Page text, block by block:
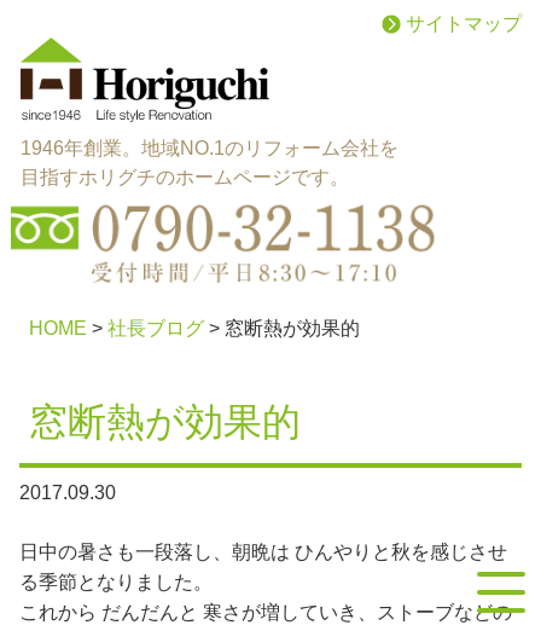
1946年創業。地域NO.1のリフォーム会社を
目指すホリグチのホームページです。
サイトマップ
施工メニュー menu
お問い合わせ contact
HOME > 社長ブログ> 窓断熱が効果的
窓断熱が効果的
2017.09.30
日中の暑さも一段落し、朝晩は ひんやりと秋を感じさせ
る季節となりました。
これから だんだんと 寒さが増していき、ストーブなどの